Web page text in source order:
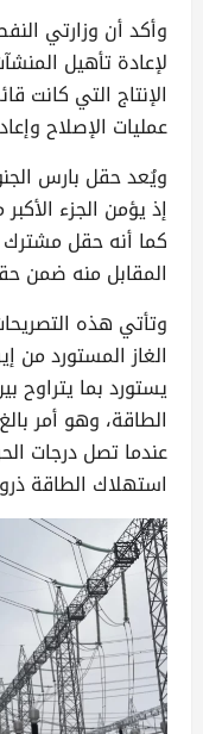
وأكد أن وزارتي
لإعادة تأهيل
الإنتاج التي كانت
عمليات الإصلاح
ويُعد حقل بارس
إذ يؤمن الجزء
كما أنه حقل مشترك
المقابل منه ضمن
وتأتي هذه
الغاز المستورد من
الطاقة، وهو أمر
استهلاك الطاقة